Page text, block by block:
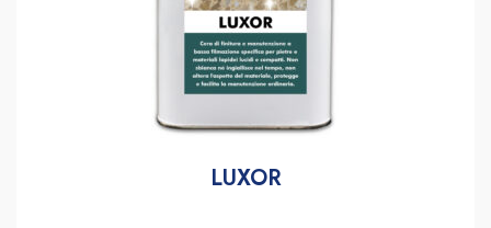
LUXOR